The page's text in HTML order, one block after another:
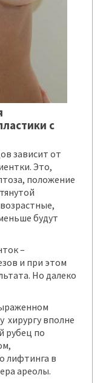
с
зависит от
Это,
положение
будут
–
и при этом
Но далеко
хирургу вполне
рубец по
лифтинга в
ареолы.